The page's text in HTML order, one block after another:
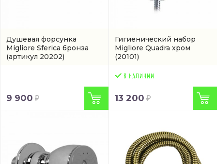
Душевая форсунка
Migliore Sferica бронза
(артикул 20202)
9 900
Гигиенический набор
Migliore Quadra хром
(20101)
13 200